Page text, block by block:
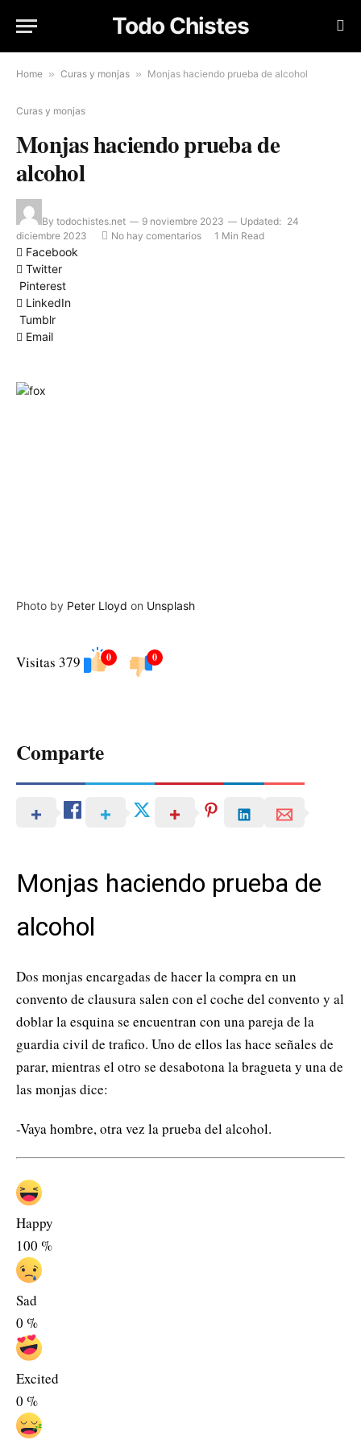
Todo Chistes
Home » Curas y monjas » Monjas haciendo prueba de alcohol
Curas y monjas
Monjas haciendo prueba de
alcohol
By todochistes.net 9 noviembre 2023 Updated: 24
diciembre 2023
No hay comentarios 1 Min Read
Facebook
Twitter
Pinterest
LinkedIn
Tumblr
Email
Photo by Peter Lloyd on Unsplash
Visitas 379 0 0
Comparte
Monjas haciendo prueba de
alcohol
Dos monjas encargadas de hacer la compra en un
convento de clausura salen con el coche del convento y al
doblar la esquina se encuentran con una pareja de la
guardia civil de trafico. Uno de ellos las hace señales de
parar, mientras el otro se desabotona la bragueta y una de
las monjas dice:
-Vaya hombre, otra vez la prueba del alcohol.
Happy
100 %
Sad
0 %
Excited
0 %